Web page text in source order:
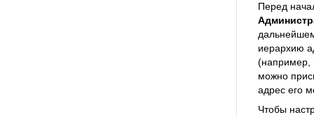
Перед
иерархию
(например,
можно
адрес его
Чтобы